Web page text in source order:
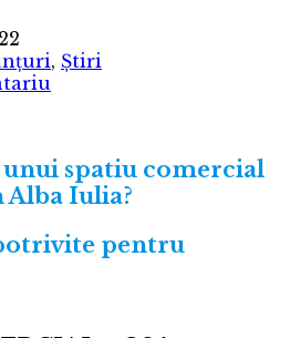
, Știri
unui spatiu comercial
Alba Iulia?
pentru